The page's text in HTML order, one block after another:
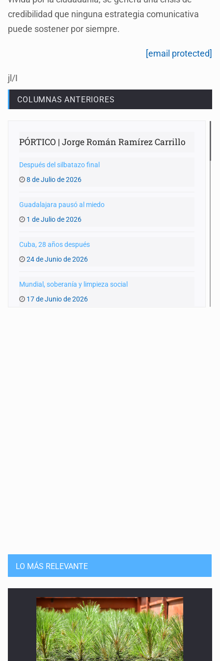
credibilidad que ninguna estrategia comunicativa
puede sostener por siempre.
[email protected]
jl/I
COLUMNAS ANTERIORES
PÓRTICO | Jorge Román Ramírez Carrillo
Después del silbatazo final
8 de Julio de 2026
Guadalajara pausó al miedo
1 de Julio de 2026
Cuba, 28 años después
24 de Junio de 2026
Mundial, soberanía y limpieza social
17 de Junio de 2026
Pedir ayuda no debería ser pecado
29 de Abril de 2026
Aplausos internacionales, riesgos nacionales
22 de Abril de 2026
La negación desde la psicología del poder
15 de Abril de 2026
LO MÁS RELEVANTE